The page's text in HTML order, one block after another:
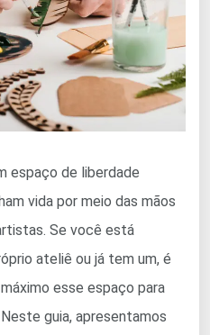
espaço de liberdade
vida por meio das mãos
Se você está
ateliê ou já tem um, é
esse espaço para
guia, apresentamos